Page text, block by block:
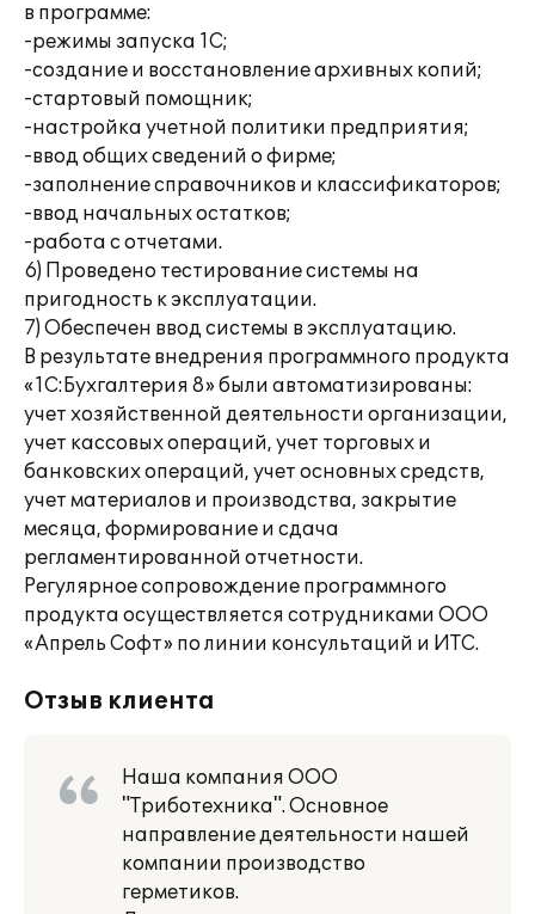
в программе:
-режимы запуска 1С;
-создание и восстановление архивных копий;
-стартовый помощник;
-настройка учетной политики предприятия;
-ввод общих сведений о фирме;
-заполнение справочников и классификаторов;
-ввод начальных остатков;
-работа с отчетами.
6) Проведено тестирование системы на
пригодность к эксплуатации.
7) Обеспечен ввод системы в эксплуатацию.
В результате внедрения программного продукта
«1С:Бухгалтерия 8» были автоматизированы:
учет хозяйственной деятельности организации,
учет кассовых операций, учет торговых и
банковских операций, учет основных средств,
учет материалов и производства, закрытие
месяца, формирование и сдача
регламентированной отчетности.
Регулярное сопровождение программного
продукта осуществляется сотрудниками ООО
«Апрель Софт» по линии консультаций и ИТС.
Отзыв клиента
Наша компания ООО
"Триботехника". Основное
направление деятельности нашей
компании производство
герметиков.